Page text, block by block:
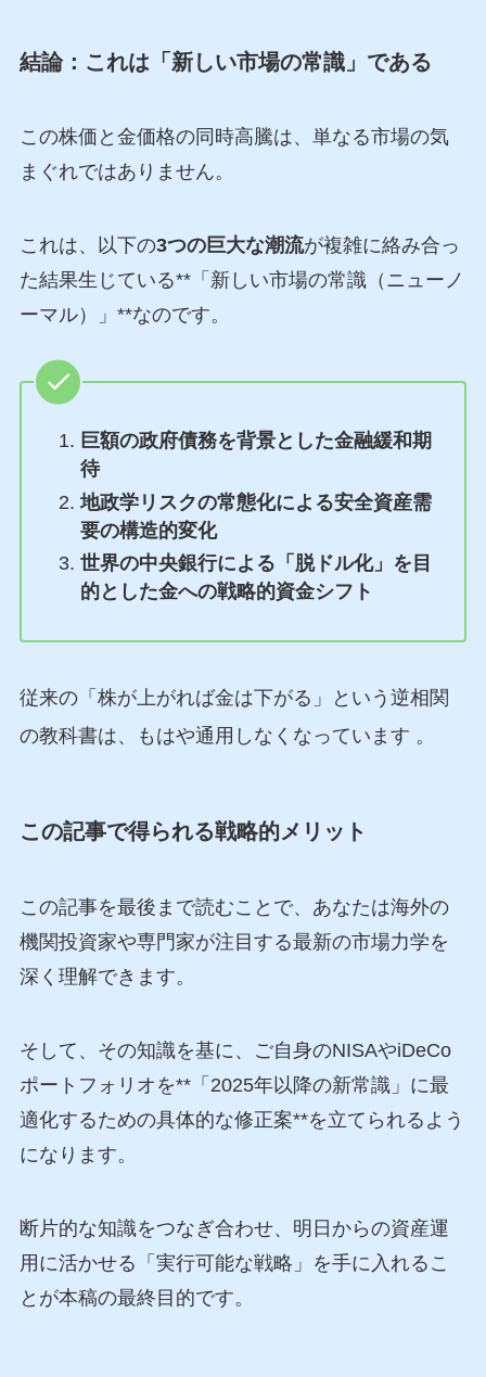
結論：これは「新しい市場の常識」である
この株価と金価格の同時高騰は、単なる市場の気
まぐれではありません。
これは、以下の3つの巨大な潮流が複雑に絡み合っ
た結果生じている**「新しい市場の常識（ニューノ
ーマル）」**なのです。
巨額の政府債務を背景とした金融緩和期
待
地政学リスクの常態化による安全資産需
要の構造的変化
世界の中央銀行による「脱ドル化」を目
的とした金への戦略的資金シフト
従来の「株が上がれば金は下がる」という逆相関
の教科書は、もはや通用しなくなっています 。
この記事で得られる戦略的メリット
この記事を最後まで読むことで、あなたは海外の
機関投資家や専門家が注目する最新の市場力学を
深く理解できます。
そして、その知識を基に、ご自身のNISAやiDeCo
ポートフォリオを**「2025年以降の新常識」に最
適化するための具体的な修正案**を立てられるよう
になります。
断片的な知識をつなぎ合わせ、明日からの資産運
用に活かせる「実行可能な戦略」を手に入れるこ
とが本稿の最終目的です。